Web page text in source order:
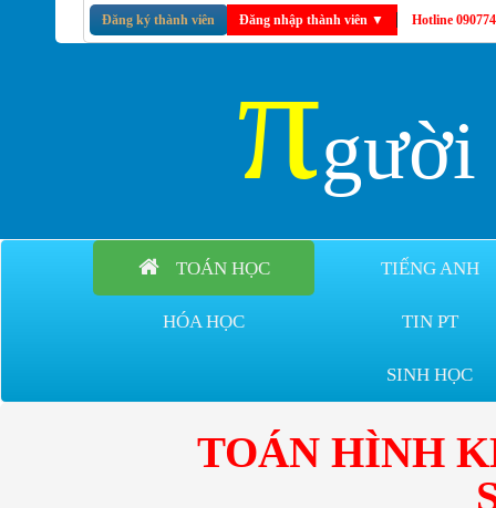
Đăng ký thành viên Đăng nhập thành viên ▼ Hotline
πgười
TOÁN HỌC TIẾNG ANH
HÓA HỌC TIN PT
SINH HỌC
TOÁN HÌNH